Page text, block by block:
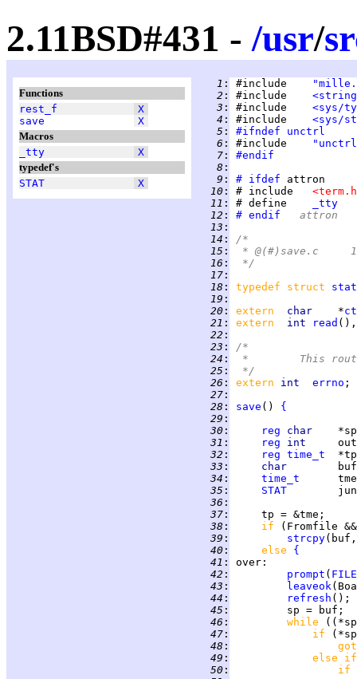
2.11BSD#431 -/usr/
Functions
rest_f
X
save
X
Macros
_tty
X
typedef's
STAT
X
   1
: #include
   2
: #include
   3
: #include <sys/
   4
: #include <sys/
   5
: #ifndef
unctrl
   6
: #include
   7
:
#endif
   8
:
   9
: # ifdef
  10
: #	include
  11
: #	define
_tty
  12
: # endif
	attron
  13
:
  14
:
/*
  15
:
  16
:
*/
  17
:
  18
: typedef struct stat
  19
:
  20
: extern char *
  21
: extern int read
  22
:
  23
:
/*
  24
:
*	This
  25
:
*/
  26
: extern int errno
  27
:
  28
: save () {
  29
:
  30
: reg
char
  31
: reg
int
  32
: reg time_t
  33
: char
  34
:
time_t
  35
:
STAT
  36
:
  37
:
  38
: if
(Fromfile
  39
:
strcpy
  40
: else {
  41
: over
  42
: prompt (
  43
: leaveok
  44
: refresh
  45
:
  46
: while
  47
: if
  48
:
  49
:
else
  50
:
if